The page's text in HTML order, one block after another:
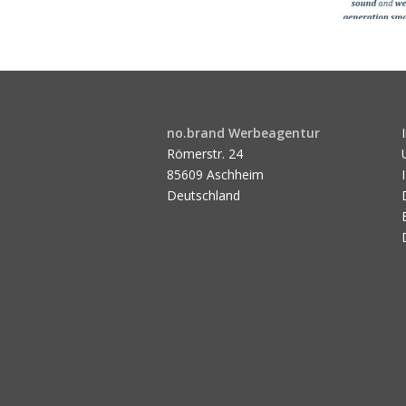
no.brand Werbeagentur
Römerstr. 24
85609 Aschheim
Deutschland